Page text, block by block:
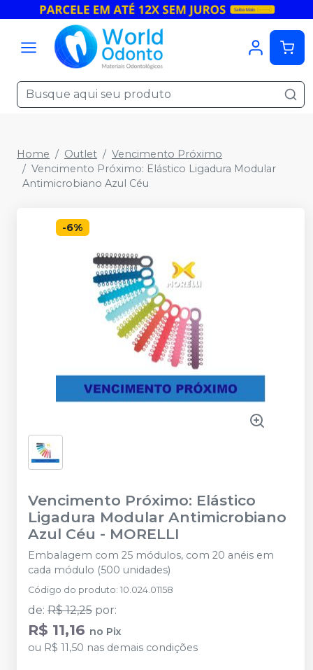
Home Outlet
Vencimento Próximo
Vencimento Próximo: Elástico Ligadura Modular
Antimicrobiano Azul Céu
-6%
Vencimento Próximo: Elástico
Ligadura Modular Antimicrobiano
Azul Céu - MORELLI
Embalagem com 25 módulos, com 20 anéis em
cada módulo (500 unidades)
Código do produto: 10.024.01158
de: R$ 12,25 por:
R$ 11,16 no Pix
ou R$ 11,50 nas demais condições